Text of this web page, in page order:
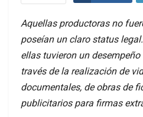
Aquellas productoras no
poseían un claro status
ellas tuvieron un
través de la realización de
documentales, de obras de
publicitarios para firmas